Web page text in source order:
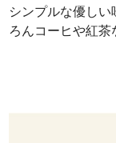
シンプルな優し
ろんコーヒや紅茶